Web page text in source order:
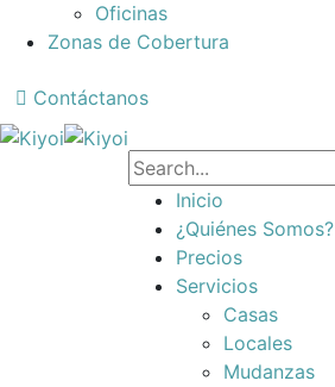
Oficinas
Zonas de Cobertura
Contáctanos
Inicio
¿Quiénes Somos?
Precios
Servicios
Casas
Locales
Mudanzas